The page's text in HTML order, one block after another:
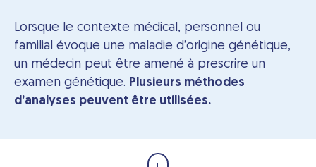
Lorsque le contexte médical, personnel ou
familial évoque une maladie d’origine génétique,
un médecin peut être amené à prescrire un
examen génétique. Plusieurs méthodes
d’analyses peuvent être utilisées.